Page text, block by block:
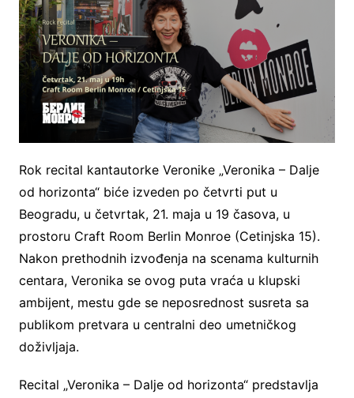
Rok recital kantautorke Veronike „Veronika – Dalje
od horizonta“ biće izveden po četvrti put u
Beogradu, u četvrtak, 21. maja u 19 časova, u
prostoru Craft Room Berlin Monroe (Cetinjska 15).
Nakon prethodnih izvođenja na scenama kulturnih
centara, Veronika se ovog puta vraća u klupski
ambijent, mestu gde se neposrednost susreta sa
publikom pretvara u centralni deo umetničkog
doživljaja.
Recital „Veronika – Dalje od horizonta“ predstavlja